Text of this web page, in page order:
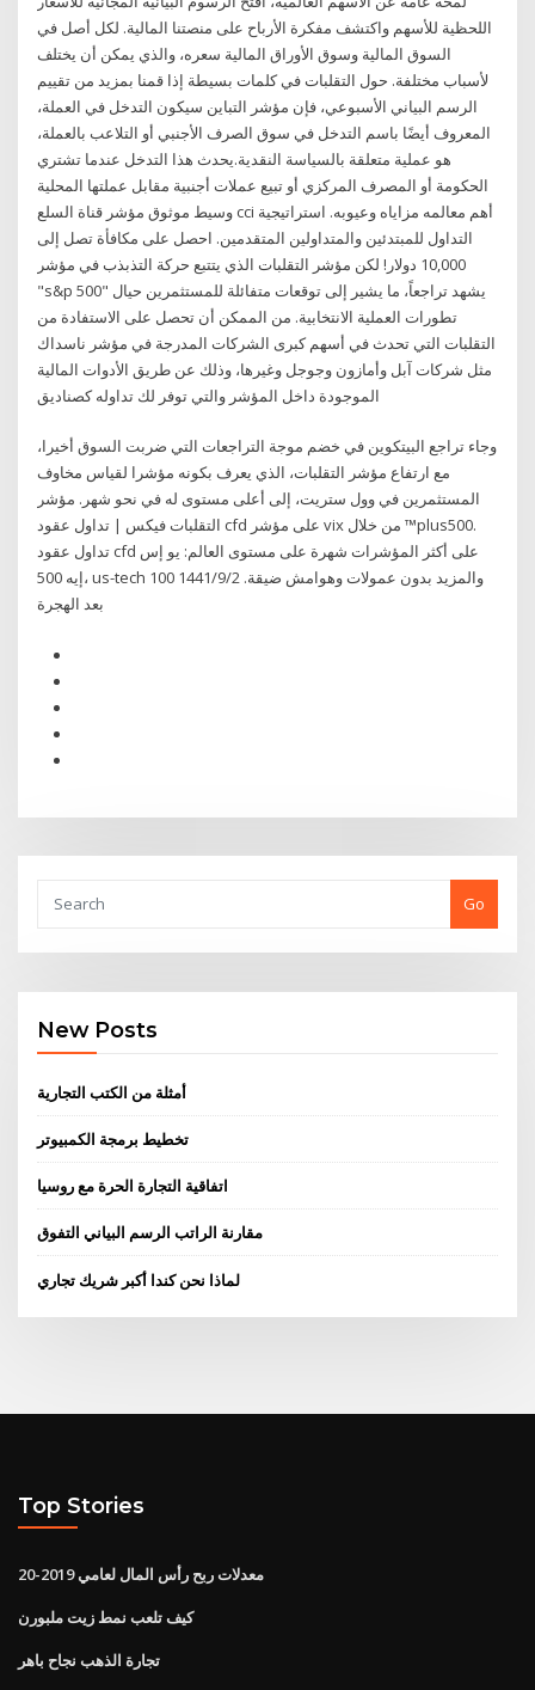
اللحظية للأسهم واكتشف مفكرة الأرباح على منصتنا المالية. لكل أصل في
السوق المالية وسوق الأوراق المالية سعره، والذي يمكن أن يختلف
لأسباب مختلفة. حول التقلبات في كلمات بسيطة إذا قمنا بمزيد من تقييم
الرسم البياني الأسبوعي، فإن مؤشر التباين سيكون التدخل في العملة،
المعروف أيضًا باسم التدخل في سوق الصرف الأجنبي أو التلاعب بالعملة،
هو عملية متعلقة بالسياسة النقدية.يحدث هذا التدخل عندما تشتري
الحكومة أو المصرف المركزي أو تبيع عملات أجنبية مقابل عملتها المحلية
وسيط موثوق مؤشر قناة السلع cci أهم معالمه مزاياه وعيوبه. استراتيجية
التداول للمبتدئين والمتداولين المتقدمين. احصل على مكافأة تصل إلى
10,000 دولار! لكن مؤشر التقلبات الذي يتتبع حركة التذبذب في مؤشر
"s&p 500" يشهد تراجعاً، ما يشير إلى توقعات متفائلة للمستثمرين حيال
تطورات العملية الانتخابية. من الممكن أن تحصل على الاستفادة من
التقلبات التي تحدث في أسهم كبرى الشركات المدرجة في مؤشر ناسداك
مثل شركات آبل وأمازون وجوجل وغيرها، وذلك عن طريق الأدوات المالية
الموجودة داخل المؤشر والتي توفر لك تداوله كصناديق
وجاء تراجع البيتكوين في خضم موجة التراجعات التي ضربت السوق أخيرا،
مع ارتفاع مؤشر التقلبات، الذي يعرف بكونه مؤشرا لقياس مخاوف
المستثمرين في وول ستريت، إلى أعلى مستوى له في نحو شهر. مؤشر
التقلبات فيكس | تداول عقود cfd على مؤشر vix من خلال ™plus500.
تداول عقود cfd على أكثر المؤشرات شهرة على مستوى العالم: يو إس
إيه 500، us-tech 100 والمزيد بدون عمولات وهوامش ضيقة. 2‏‏/9‏‏/1441
بعد الهجرة
Go
New Posts
أمثلة من الكتب التجارية
تخطيط برمجة الكمبيوتر
اتفاقية التجارة الحرة مع روسيا
مقارنة الراتب الرسم البياني التفوق
لماذا نحن كندا أكبر شريك تجاري
Top Stories
معدلات ربح رأس المال لعامي 2019-20
كيف تلعب نمط زيت ملبورن
تجارة الذهب نجاح باهر